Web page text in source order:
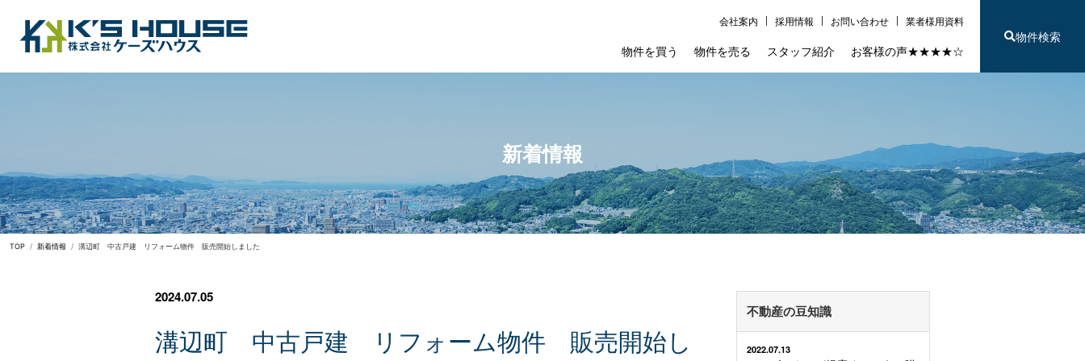
会社案内 採用情報 お問い合わせ 業者様用資料
物件を買う 物件を売る スタッフ紹介 お客様の声★★★★☆
物件検索
新着情報
TOP 新着情報 溝辺町 中古戸建 リフォーム物件 販売開始しました
2024.07.05
溝辺町 中古戸建 リ フ ォーム物件 販売開始し
不動産の豆知識
2022.07.13